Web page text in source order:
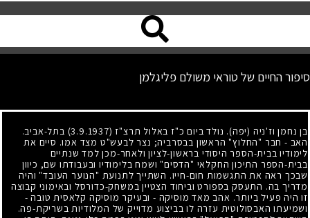
סיפור החיים של טוראי משולם פליגלמן
בן נחמן וז'ניה (יפה). נולד ביום כ"ז באלול תרצ"ז (3.9.1937)
בתל-אביב.
האב - חבר "החלוץ" הראשון בבסרביה; נצר לבעש"ט מצד אמו. סיים את
לימודיו בבית-הספר היסודי בראשון-לציון ולאחר-מכן למד שנתיים
בבית-הספר התיכון החקלאי "הדסים" ושמח בלימודיו ובעבודתו שם, כיוון
שבכך ראה את התגשמות חום-חייו. השתייך לתנועת "הנוער העובד" והיה
מדריך בה. התעסק בספורט וביחוד הצטיין במשחק-כדורסל ובאימוני קבוצה
זו היה פעיל ביותר. אהב מאד מוסיקה - ובעיקר מוסיקה קלאסית טובה -
ושמיעתו האבסולוטית עזרה לו בביצוע מדוייק של המלודיות בשריקת-פה.